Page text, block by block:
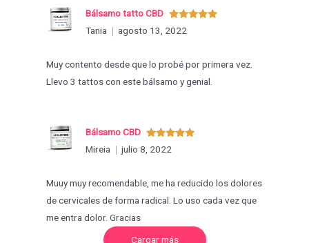
Valorado
con
Bálsamo tatto CBD
Tania
agosto 13, 2022
Muy contento desde que lo probé por primera vez.
Llevo 3 tattos con este bálsamo y genial.
Valorado
con5de 5
Bálsamo CBD
Mireia
julio 8, 2022
Muuy muy recomendable, me ha reducido los dolores
de cervicales de forma radical. Lo uso cada vez que
me entra dolor. Gracias
Cargar másC